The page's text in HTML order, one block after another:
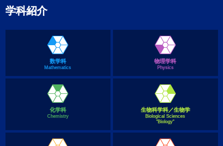
学科紹介
数学科
Mathematics
物理学科
Physics
化学科
Chemistry
生物科学科／生物学
Biological Sciences
"Biology"